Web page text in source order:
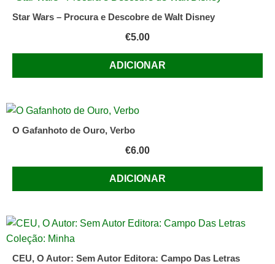
Star Wars – Procura e Descobre de Walt Disney
€5.00
ADICIONAR
O Gafanhoto de Ouro, Verbo
€6.00
ADICIONAR
CEU, O Autor: Sem Autor Editora: Campo Das Letras